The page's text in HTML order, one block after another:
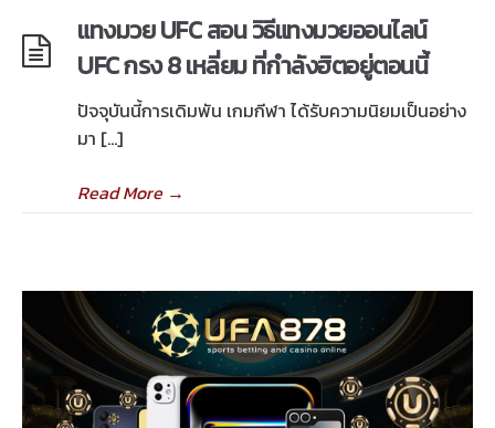
แทงมวย UFC สอน วิธีแทงมวยออนไลน์
UFC กรง 8 เหลี่ยม ที่กำลังฮิตอยู่ตอนนี้
ปัจจุบันนี้การเดิมพัน เกมกีฬา ได้รับความนิยมเป็นอย่าง
มา […]
Read More→